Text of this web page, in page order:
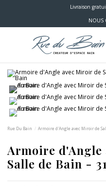
Livraison
NOUS
Rue Du Bain Armoire d'Angle avec Miroir de
Armoire
Salle de Bain -